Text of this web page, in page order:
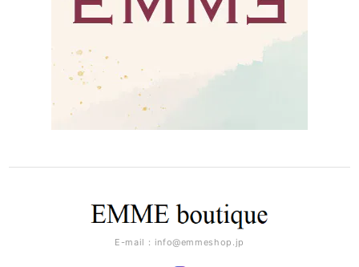
E-mail： info@emmeshop.jp